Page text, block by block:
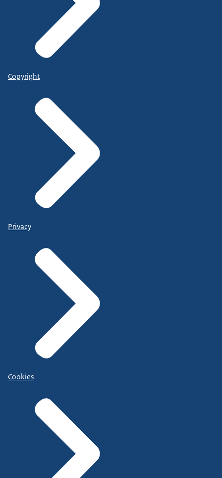
Copyright
Privacy
Cookies